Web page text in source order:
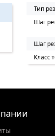
Тип
Шаг
Шаг
Класс